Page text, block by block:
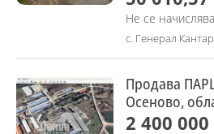
Не се
с. Генерал
Продава
Осеново,
2 400 000